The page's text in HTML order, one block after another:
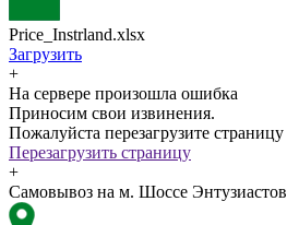
Price_Instrland.xlsx
Загрузить
+
На сервере произошла ошибка
Приносим свои извинения.
Пожалуйста перезагрузите страницу
Перезагрузить страницу
+
Самовывоз на м. Шоссе Энтузиастов